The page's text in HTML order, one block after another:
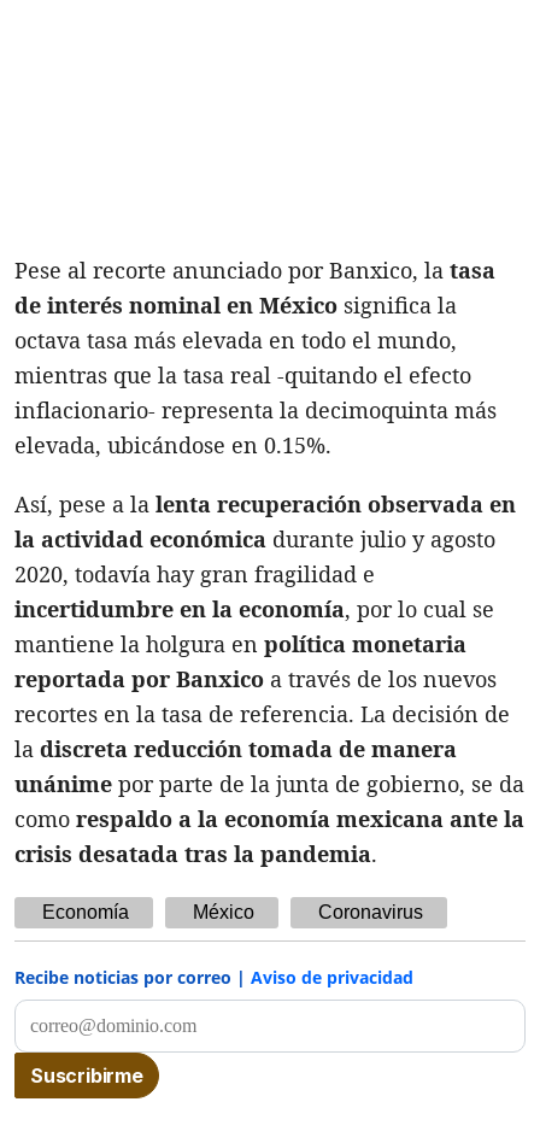
Pese al recorte anunciado por Banxico, la tasa
de interés nominal en México significa la
octava tasa más elevada en todo el mundo,
mientras que la tasa real -quitando el efecto
inflacionario- representa la decimoquinta más
elevada, ubicándose en 0.15%.
Así, pese a la lenta recuperación observada en
la actividad económica durante julio y agosto
2020, todavía hay gran fragilidad e
incertidumbre en la economía, por lo cual se
mantiene la holgura en política monetaria
reportada por Banxico a través de los nuevos
recortes en la tasa de referencia. La decisión de
la discreta reducción tomada de manera
unánime por parte de la junta de gobierno, se da
como respaldo a la economía mexicana ante la
crisis desatada tras la pandemia.
Economía México Coronavirus
Recibe noticias por correo | Aviso de privacidad